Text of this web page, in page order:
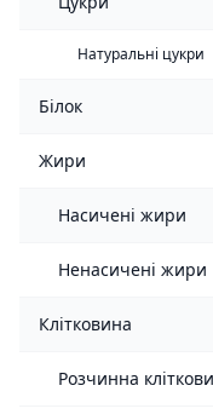
Натуральні цукри
Білок
Жири
Насичені жири
Ненасичені жири
Клітковина
Розчинна